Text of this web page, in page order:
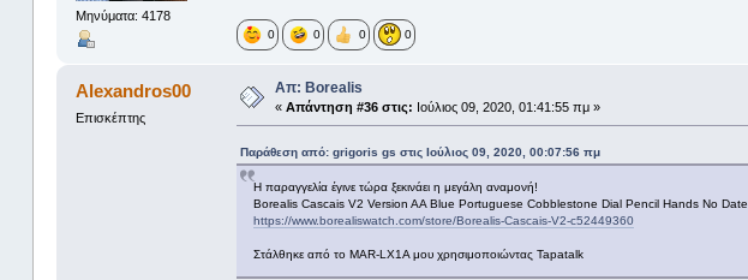
Μηνύματα: 4178
0 0 0 0
Alexandros00
Επισκέπτης
Απ: Borealis
« Απάντηση #36 στις: Ιούλιος 09, 2020, 01:41:55 πμ »
Παράθεση από: grigoris gs στις Ιούλιος 09, 2020, 00:07:56 πμ
Η παραγγελία έγινε τώρα ξεκινάει η μεγάλη αναμονή!
Borealis Cascais V2 Version AA Blue Portuguese Cobblestone Dial Pencil Hands No Date
https://www.borealiswatch.com/store/Borealis-Cascais-V2-c52449360
Στάλθηκε από το MAR-LX1A μου χρησιμοποιώντας Tapatalk